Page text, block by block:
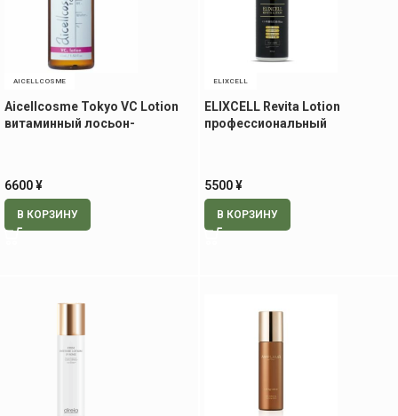
AICELLCOSME
Aicellcosme Tokyo VC Lotion
витаминный лосьон-
6600¥
В КОРЗИНУ
ELIXCELL
ELIXCELL Revita Lotion
профессиональный
5500¥
В КОРЗИНУ